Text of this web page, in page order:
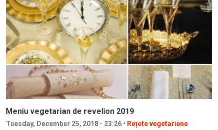
Meniu vegetarian de revelion 2019
Tuesday, December 25, 2018 - 23:26 • Rețete vegetariene